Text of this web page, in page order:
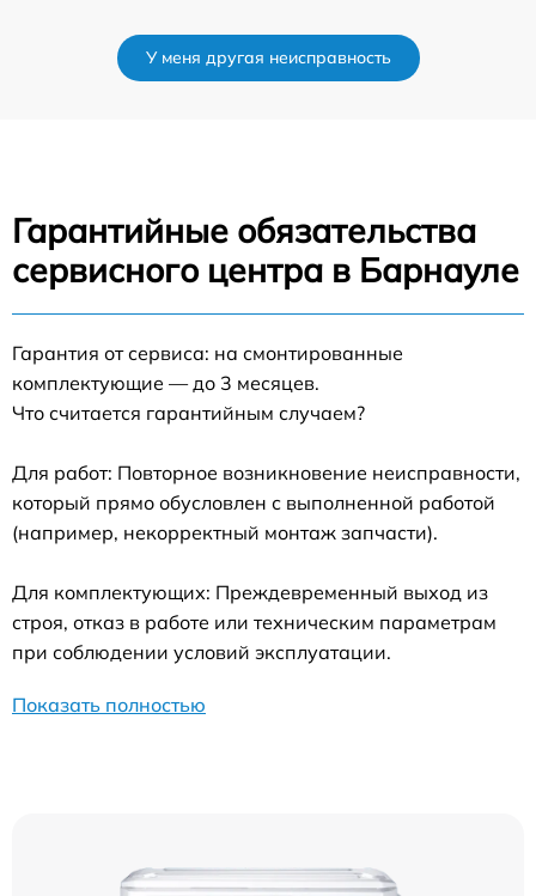
У меня другая неисправность
Гарантийные обязательства
сервисного центра в Барнауле
Гарантия от сервиса: на смонтированные
комплектующие — до 3 месяцев.
Что считается гарантийным случаем?
Для работ: Повторное возникновение неисправности,
который прямо обусловлен с выполненной работой
(например, некорректный монтаж запчасти).
Для комплектующих: Преждевременный выход из
строя, отказ в работе или техническим параметрам
при соблюдении условий эксплуатации.
Показать полностью